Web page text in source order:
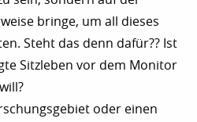
bringe, um all dieses
Steht das denn dafür?? Ist
Sitzleben vor dem Monitor
oder einen